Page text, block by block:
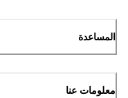
المساعدة
معلومات عنا